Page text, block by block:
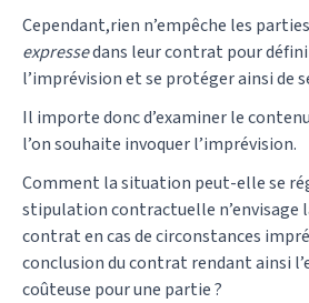
Cependant,rien n’empêche les
expressedans leur contrat pour
l’imprévision et se protéger ainsi de
Il importe donc d’examiner le
l’on souhaite invoquer l’imprévision.
Comment la situation peut-elle se
stipulation contractuelle n’envisage
contrat en cas de circonstances
conclusion du contrat rendant ainsi
coûteuse pour une partie ?